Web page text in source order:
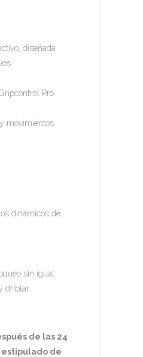
diseñada
Pro
movimientos
dinámicos de
sin igual.
driblar.
de las 24
estipulado de